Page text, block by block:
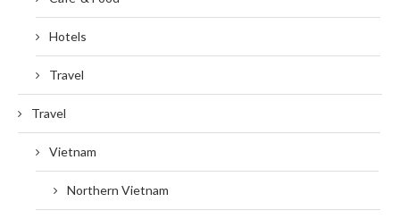
Hotels
Travel
Travel
Vietnam
Northern Vietnam